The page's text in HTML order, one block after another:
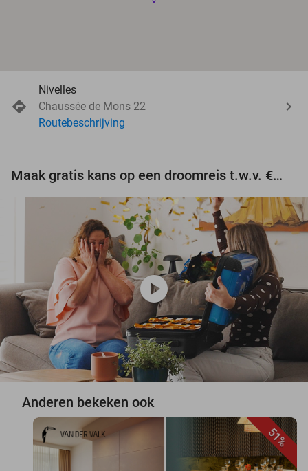
Nivelles
Chaussée de Mons 22
Routebeschrijving
Maak gratis kans op een droomreis t.w.v. €3.000!
play_circle
Anderen bekeken ook
51%